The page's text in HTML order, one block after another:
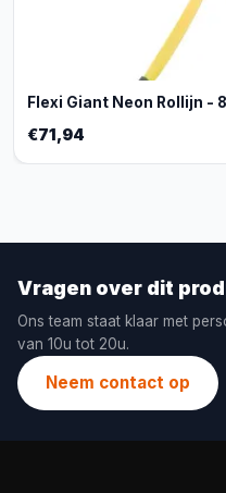
Flexi Giant Neon Rollijn -
€71,94
Vragen over dit
Ons team staat klaar met
van 10u tot 20u.
Neem contact op